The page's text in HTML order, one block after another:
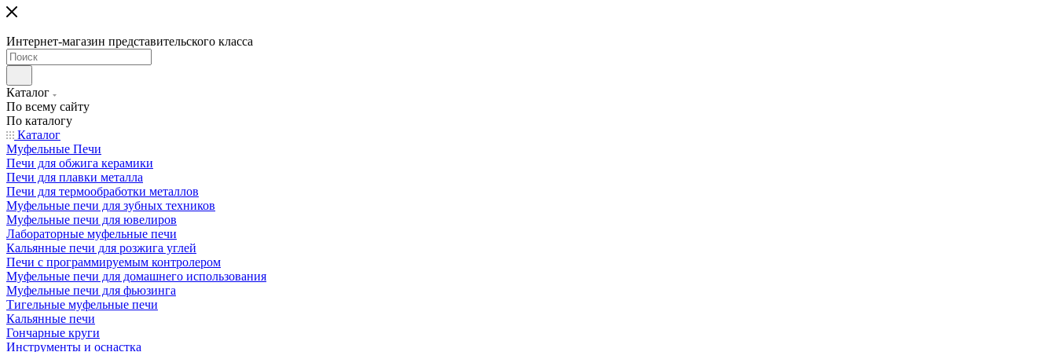
Интернет-магазин представительского класса
Каталог
По всему сайту
По каталогу
Каталог
Муфельные Печи
Печи для обжига керамики
Печи для плавки металла
Печи для термообработки металлов
Муфельные печи для зубных техников
Муфельные печи для ювелиров
Лабораторные муфельные печи
Кальянные печи для розжига углей
Печи с программируемым контролером
Муфельные печи для домашнего использования
Муфельные печи для фьюзинга
Тигельные муфельные печи
Кальянные печи
Гончарные круги
Инструменты и оснастка